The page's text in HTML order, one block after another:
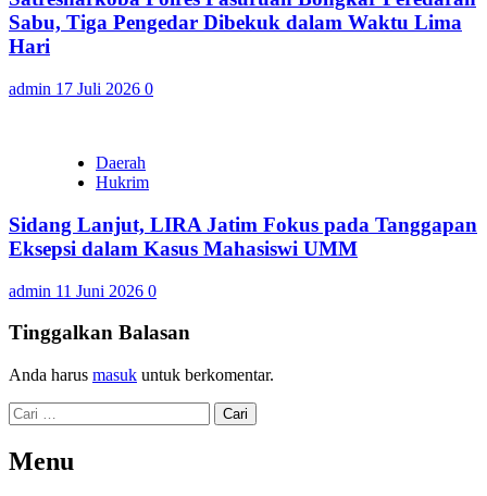
Sabu, Tiga Pengedar Dibekuk dalam Waktu Lima
Hari
admin 17 Juli 2026 0
Daerah
Hukrim
Sidang Lanjut, LIRA Jatim Fokus pada Tanggapan
Eksepsi dalam Kasus Mahasiswi UMM
admin 11 Juni 2026 0
Tinggalkan Balasan
Anda harus masuk untuk berkomentar.
Cari
untuk:
Menu